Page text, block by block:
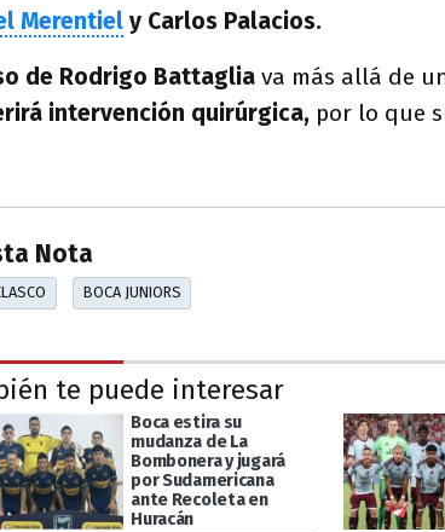
Merentiel y Carlos Palacios.
de Rodrigo Battaglia va más allá de
intervención quirúrgica, por lo que
Nota
BOCA JUNIORS
te puede interesar
Boca estira su
mudanza de La
Bombonera y jugará
por Sudamericana
ante Recoleta en
Huracán